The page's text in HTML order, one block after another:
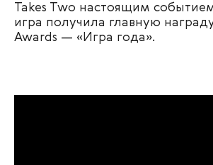
Takes Two настоящим
игра получила главную
Awards — «Игра года».